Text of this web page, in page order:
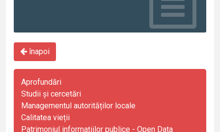
înapoi
Aprofundări
Studii și cercetări
Managementul autorităților locale
Calitatea vieții
Patrimoniul informațiilor publice - Open Data